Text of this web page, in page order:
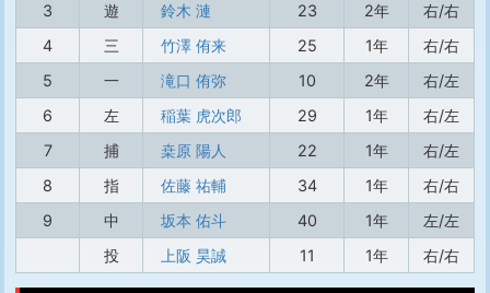
3
遊 鈴木 漣 23 2年
右/右
4
三 竹澤 侑来 25 1年
右/右
5
一 滝口 侑弥 10 2年
右/左
6
左 稲葉 虎次郎 29 1年
右/左
7
捕 桒原 陽人 22 1年
右/左
8
指 佐藤 祐輔 34 1年
右/右
9
中 坂本 佑斗 40 1年
左/左
投
上阪 昊誠 11 1年 右/右